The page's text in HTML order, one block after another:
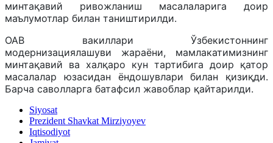
минтақавий ривожланиш масалаларига доир
маълумотлар билан таништирилди.
ОАВ вакиллари Ўзбекистоннинг
модернизациялашуви жараёни, мамлакатимизнинг
минтақавий ва халқаро кун тартибига доир қатор
масалалар юзасидан ёндошувлари билан қизиқди.
Барча саволларга батафсил жавоблар қайтарилди.
Siyosat
Prezident Shavkat Mirziyoyev
Iqtisodiyot